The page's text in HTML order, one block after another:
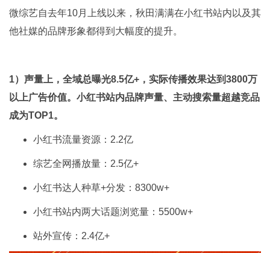
微综艺自去年10月上线以来，秋田满满在小红书站内以及其
他社媒的品牌形象都得到大幅度的提升。
1）声量上，全域总曝光8.5亿+，实际传播效果达到3800万
以上广告价值。小红书站内品牌声量、主动搜索量超越竞品
成为TOP1。
小红书流量资源：2.2亿
综艺全网播放量：2.5亿+
小红书达人种草+分发：8300w+
小红书站内两大话题浏览量：5500w+
站外宣传：2.4亿+